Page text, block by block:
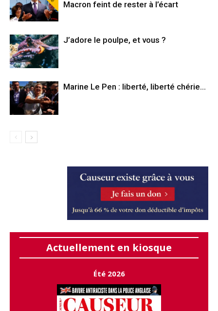
Macron feint de rester à l’écart
J’adore le poulpe, et vous ?
Marine Le Pen : liberté, liberté chérie…
Actuellement en kiosque
Été 2026